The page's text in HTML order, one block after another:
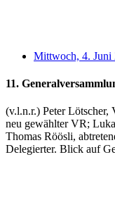
Mittwoch, 4. Juni
11.
(v.l.n.r.) Peter Lötscher,
neu gewählter VR;
Thomas Röösli,
Delegierter. Blick auf